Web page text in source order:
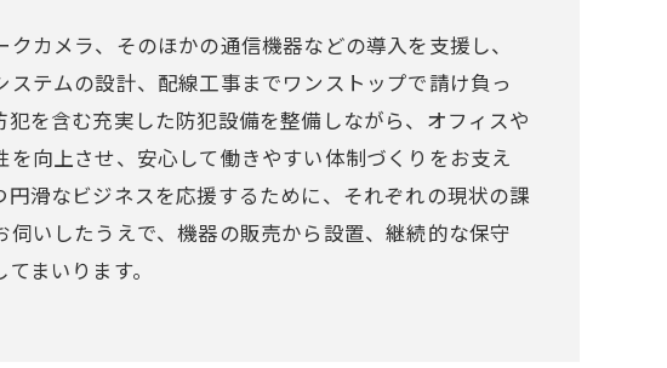
カメラ、そのほかの通信機器などの導入を支援し、
テムの設計、配線工事までワンストップで請け負っ
を含む充実した防犯設備を整備しながら、オフィスや
向上させ、安心して働きやすい体制づくりをお支え
円滑なビジネスを応援するために、それぞれの現状の課
伺いしたうえで、機器の販売から設置、継続的な保守
まいります。